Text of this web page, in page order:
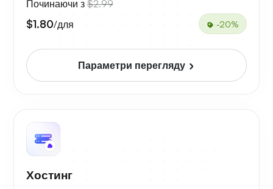
Починаючи з $2.99
$1.80/для -20%
Параметри перегляду
Хостинг